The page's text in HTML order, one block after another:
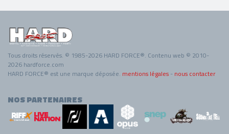
Tous droits réservés. © 1985-2026 HARD FORCE®. Contenu web © 2010-
2026 hardforce.com
HARD FORCE® est une marque déposée. mentions légales - nous contacter
NOS PARTENAIRES